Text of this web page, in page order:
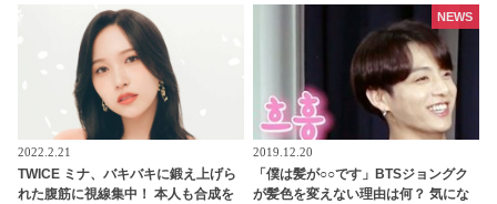
2022.2.21
TWICE ミナ、バキバキに鍛え上げら
れた腹筋に視線集中！ 本人も合成を
2019.12.20
「僕は髪が○○です」BTSジョングク
が髪色を変えない理由は何？ 気にな
NEWS